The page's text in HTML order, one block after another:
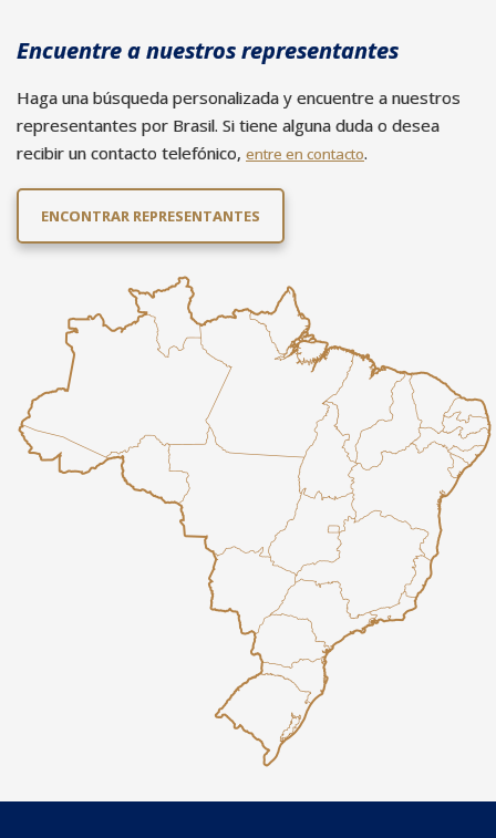
Encuentre a nuestros representantes
Haga una búsqueda personalizada y encuentre a nuestros
representantes por Brasil. Si tiene alguna duda o desea
recibir un contacto telefónico, entre en contacto.
ENCONTRAR REPRESENTANTES